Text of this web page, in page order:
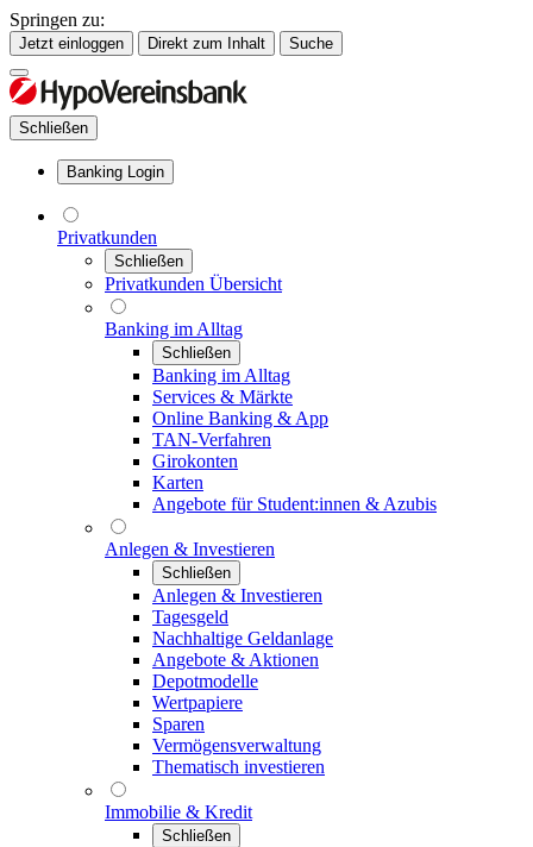
Springen zu:
Jetzt einloggen Direkt zum Inhalt Suche
Schließen
Banking Login
Privatkunden
Schließen
Privatkunden Übersicht
Banking im Alltag
Schließen
Banking im Alltag
Services & Märkte
Online Banking & App
TAN-Verfahren
Girokonten
Karten
Angebote für Student:innen & Azubis
Anlegen & Investieren
Schließen
Anlegen & Investieren
Tagesgeld
Nachhaltige Geldanlage
Angebote & Aktionen
Depotmodelle
Wertpapiere
Sparen
Vermögensverwaltung
Thematisch investieren
Immobilie & Kredit
Schließen